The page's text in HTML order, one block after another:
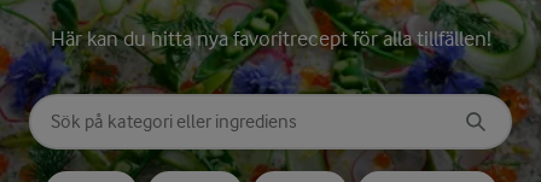
Här kan du hitta nya favoritrecept för alla tillfällen!
Sök på kategori eller ingrediens
Skriv in sökord för att få förslag